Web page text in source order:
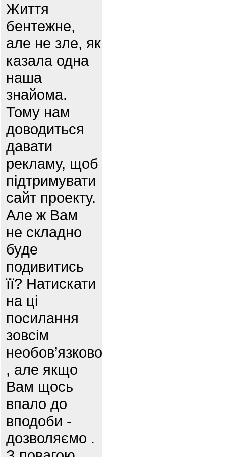
Життя
бентежне,
але не зле, як
казала одна
наша
знайома.
Тому нам
доводиться
давати
рекламу, щоб
підтримувати
сайт проекту.
Але ж Вам
не складно
буде
подивитись
її? Натискати
на ці
посилання
зовсім
необов’язково
, але якщо
Вам щось
впало до
вподоби -
дозволяємо .